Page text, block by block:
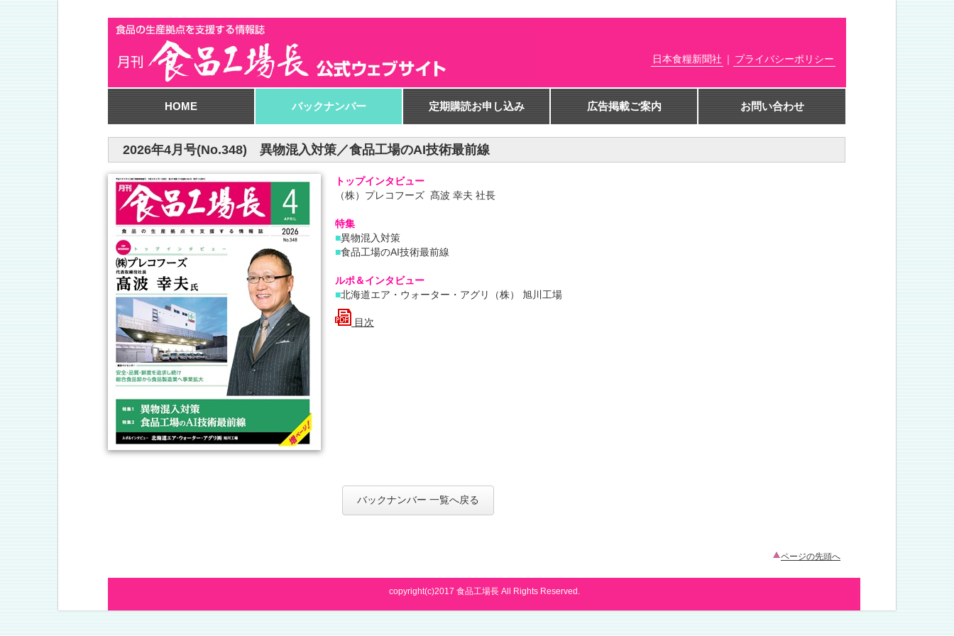
日本食糧新聞社 プライバシーポリシー
HOME バックナンバー 定期購読お申し込み 広告掲載ご案内 お問い合わせ
2026年4月号(No.348) 異物混入対策／食品工場のAI技術最前線
トップインタビュー
（株）プレコフーズ 髙波 幸夫 社長
特集
■異物混入対策
■食品工場のAI技術最前線
ルポ＆インタビュー
■北海道エア・ウォーター・アグリ （株） 旭川工場
目次
バックナンバー 一覧へ戻る
ページの先頭へ
copyright(c)2017 食品工場長 All Rights Reserved.